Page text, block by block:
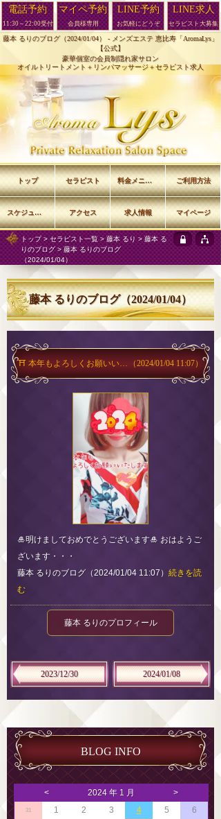
藤本 るりのブログ（2024/01/04） - メンズエステ 恵比寿「AromaLys」
【公式】
豪華個室の会員制隠れ家サロン
オイルトリートメント＋リンパマッサージ＋セラピスト求人
トップ> セラピスト一覧 >藤本 るり >藤本 る
りのブログ> 藤本 るりのブログ
（2024/01/04）
藤本 るりのブログ（2024/01/04）
⛩ 本年もよろしくお願いいたします 🐉 （2024/01/04 11:07）
🎍明けましておめでとうございます🎍 おはようご
ざいます・・・
藤本 るりのブログ（2024/01/04 11:07） 続きを読
む
藤本 るりのプロフィール
2023/12/30 2024/01/08
BLOG INFO
< 2024 年 1 月 >
31 1 2 3 4 5
6
トップ セラピスト 料金メニュー ご利用方法
スケジュール アクセス 求人情報 マイページ
電話予約
11:30～22:00受付
マイペ予約
会員様専用
LINE予約
お気軽にどうぞ
LINE求人
セラピスト大募集